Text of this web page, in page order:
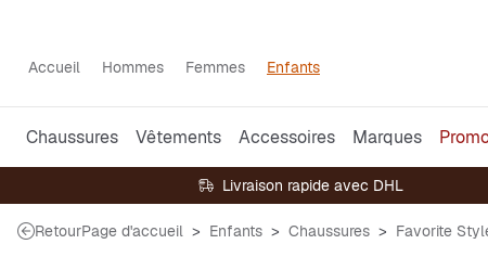
Accueil Hommes Femmes Enfants
Chaussures Vêtements Accessoires Marques
Livraison rapide avec DHL
RetourPage d'accueil Enfants Chaussures Favorite